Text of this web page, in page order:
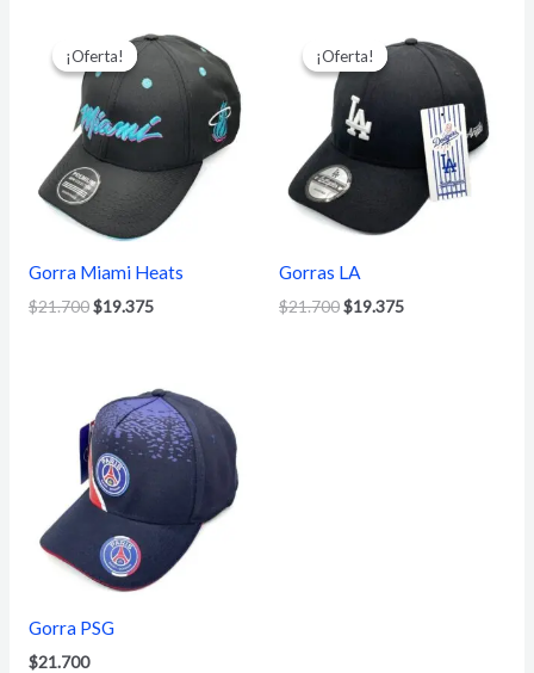
¡Oferta!
¡Oferta!
Gorra Miami Heats
$21.700
precio
original
$21.700.
$19.375
precio
actual
es:
$19.375.
¡Oferta!
¡Oferta!
Gorras LA
$21.700
precio
original
$21.700.
$19.375
precio
actual
$19.375.
Gorra PSG
$21.700